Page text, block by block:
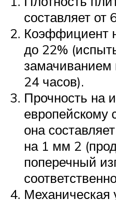
составляет от
Коэффициент
до 22%
замачиванием
24 часов).
Прочность на
европейскому
она
на 1 мм 2
поперечный